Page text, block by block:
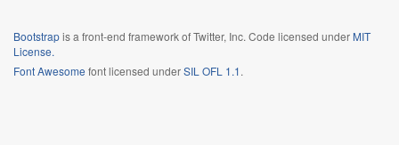
Bootstrapis a front-end framework of Twitter, Inc. Code licensed under MIT
License.
Font Awesome font licensed underSIL OFL 1.1.